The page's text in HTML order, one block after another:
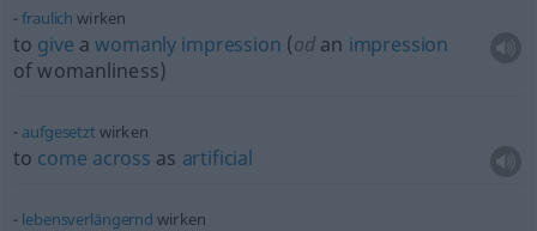
fraulich wirken
to give awomanly impression (od an impression
of womanliness)
aufgesetzt wirken
to come across as artificial
lebensverlängernd wirken